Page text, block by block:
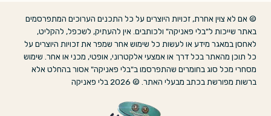
© אם לא צוין אחרת, זכויות היוצרים על כל התכנים הערוכים המתפרסמים
באתר שייכות ל"בלי פאניקה" ולכותבים. אין להעתיק, לשכפל, להקליט,
לאחסן במאגר מידע או לעשות כל שימוש אחר שמפר את זכויות היוצרים על
כל תוכן מהאתר בכל דרך או אמצעי אלקטרוני, אופטי, מכני או אחר. שימוש
מסחרי מכל סוג בחומרים שהתפרסמו ב"בלי פאניקה" אסור בהחלט אלא
ברשות מפורשת בכתב מבעלי האתר. © 2026 בלי פאניקה